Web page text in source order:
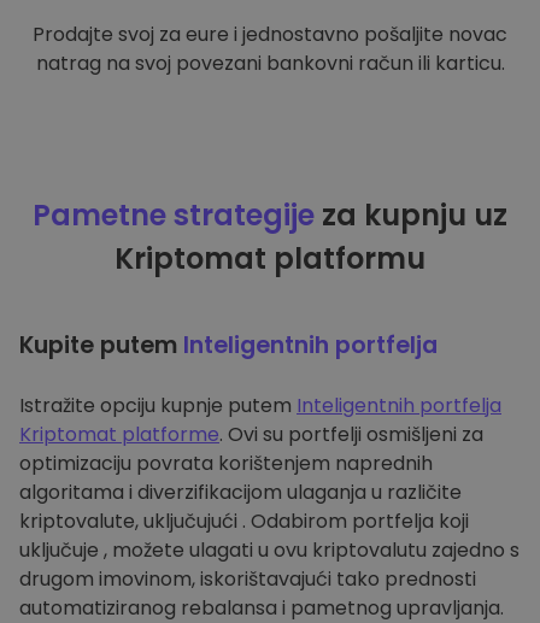
Prodajte svoj za eure i jednostavno pošaljite novac
natrag na svoj povezani bankovni račun ili karticu.
Pametne strategije za kupnju uz
Kriptomat platformu
Kupite putem Inteligentnih portfelja
Istražite opciju kupnje putem Inteligentnih portfelja
Kriptomat platforme. Ovi su portfelji osmišljeni za
optimizaciju povrata korištenjem naprednih
algoritama i diverzifikacijom ulaganja u različite
kriptovalute, uključujući . Odabirom portfelja koji
uključuje , možete ulagati u ovu kriptovalutu zajedno s
drugom imovinom, iskorištavajući tako prednosti
automatiziranog rebalansa i pametnog upravljanja.